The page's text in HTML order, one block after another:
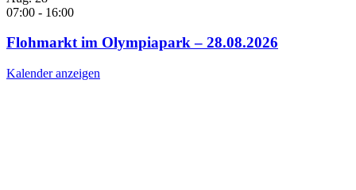
07:00 - 16:00
Flohmarkt im Olympiapark – 28.08.2026
Kalender anzeigen